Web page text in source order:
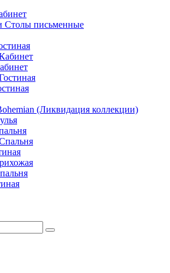
Столы письменные
(Ликвидация коллекции)